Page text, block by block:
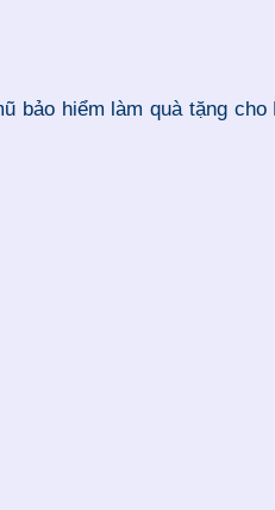
bảo hiểm làm quà tặng